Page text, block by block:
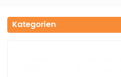
Kategorien